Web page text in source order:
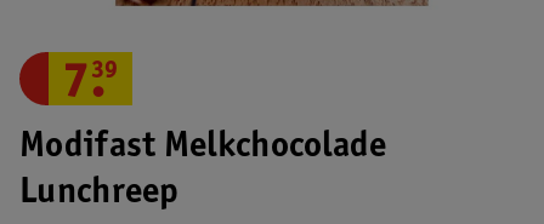
Modifast Melkchocolade
Lunchreep
7.
39